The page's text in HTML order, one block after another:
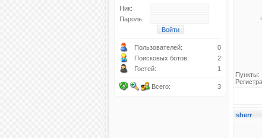
Ник:
Пароль:
Пользователей:
0
Поисковых ботов:
2
Гостей:
1
Всего: 3
Пункты:
sherr